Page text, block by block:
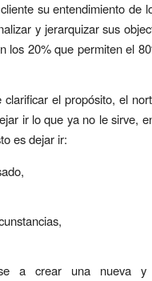
su entendimiento de
y jerarquizar sus
los 20% que permiten el
el propósito, el
ir lo que ya no le sirve,
es dejar ir:
a crear una nueva y